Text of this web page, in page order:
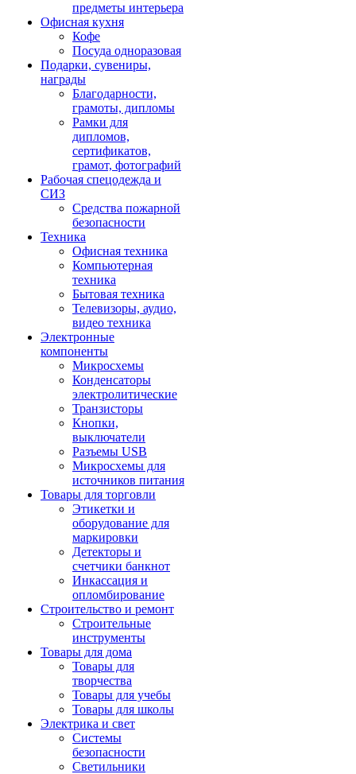
предметы интерьера
Офисная кухня
Кофе
Посуда одноразовая
Подарки, сувениры,
награды
Благодарности,
грамоты, дипломы
Рамки для
дипломов,
сертификатов,
грамот, фотографий
Рабочая спецодежда и
СИЗ
Средства пожарной
безопасности
Техника
Офисная техника
Компьютерная
техника
Бытовая техника
Телевизоры, аудио,
видео техника
Электронные
компоненты
Микросхемы
Конденсаторы
электролитические
Транзисторы
Кнопки,
выключатели
Разъемы USB
Микросхемы для
источников питания
Товары для торговли
Этикетки и
оборудование для
маркировки
Детекторы и
счетчики банкнот
Инкассация и
опломбирование
Строительство и ремонт
Строительные
инструменты
Товары для дома
Товары для
творчества
Товары для учебы
Товары для школы
Электрика и свет
Системы
безопасности
Светильники